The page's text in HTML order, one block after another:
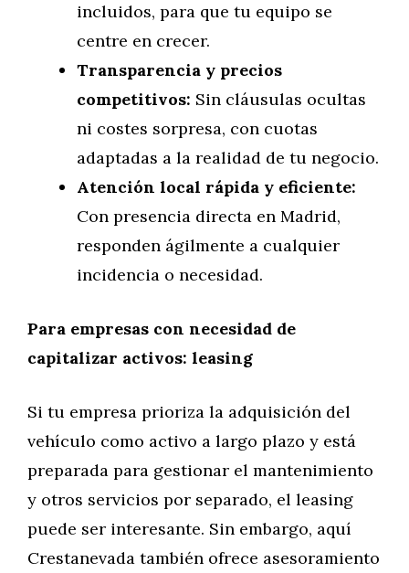
incluidos, para que tu equipo se
centre en crecer.
Transparencia y precios
competitivos: Sin cláusulas ocultas
ni costes sorpresa, con cuotas
adaptadas a la realidad de tu negocio.
Atención local rápida y eficiente:
Con presencia directa en Madrid,
responden ágilmente a cualquier
incidencia o necesidad.
Para empresas con necesidad de
capitalizar activos: leasing
Si tu empresa prioriza la adquisición del
vehículo como activo a largo plazo y está
preparada para gestionar el mantenimiento
y otros servicios por separado, el leasing
puede ser interesante. Sin embargo, aquí
Crestanevada también ofrece asesoramiento